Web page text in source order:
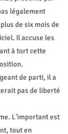
légalement
de six mois de
Il accuse les
à tort cette
de parti, il a
pas de liberté
L'important est
tout en